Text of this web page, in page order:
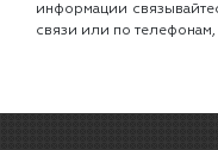
информации
связи или по телефонам,